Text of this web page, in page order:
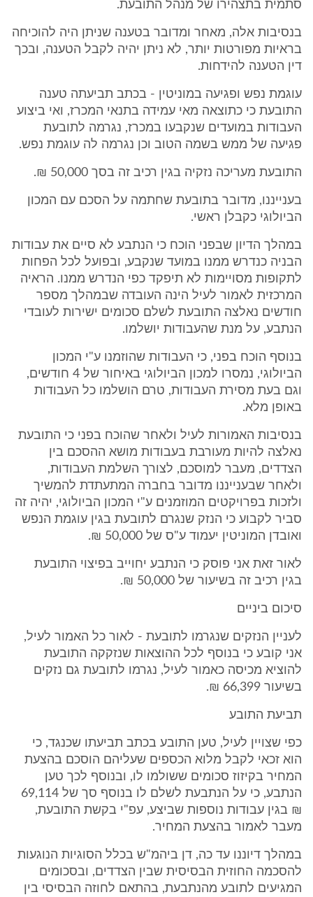
סתמית בתצהירו של מנהל התובעת.
בנסיבות אלה, מאחר ומדובר בטענה שניתן היה להוכיחה
בראיות מפורטות יותר, לא ניתן יהיה לקבל הטענה, ובכך
דין הטענה להידחות.
עוגמת נפש ופגיעה במוניטין - בכתב תביעתה טענה
התובעת כי כתוצאה מאי עמידה בתנאי המכרז, ואי ביצוע
העבודות במועדים שנקבעו במכרז, נגרמה לתובעת
פגיעה של ממש בשמה הטוב וכן נגרמה לה עוגמת נפש.
התובעת מעריכה נזקיה בגין רכיב זה בסך 50,000 ₪.
בענייננו, מדובר בתובעת שחתמה על הסכם עם המכון
הביולוגי כקבלן ראשי.
במהלך הדיון שבפני הוכח כי הנתבע לא סיים את עבודות
הבניה כנדרש ממנו במועד שנקבע, ובפועל לכל הפחות
לתקופות מסויימות לא תיפקד כפי הנדרש ממנו. הראיה
המרכזית לאמור לעיל הינה העובדה שבמהלך מספר
חודשים נאלצה התובעת לשלם סכומים ישירות לעובדי
הנתבע, על מנת שהעבודות יושלמו.
בנוסף הוכח בפני, כי העבודות שהוזמנו ע"י המכון
הביולוגי, נמסרו למכון הביולוגי באיחור של 4 חודשים,
וגם בעת מסירת העבודות, טרם הושלמו כל העבודות
באופן מלא.
בנסיבות האמורות לעיל ולאחר שהוכח בפני כי התובעת
נאלצה להיות מעורבת בעבודות מושא ההסכם בין
הצדדים, מעבר למוסכם, לצורך השלמת העבודות,
ולאחר שבענייננו מדובר בחברה המתעתדת להמשיך
ולזכות בפרויקטים המוזמנים ע"י המכון הביולוגי, יהיה זה
סביר לקבוע כי הנזק שנגרם לתובעת בגין עוגמת הנפש
ואובדן המוניטין יעמוד ע"ס של 50,000 ₪.
לאור זאת אני פוסק כי הנתבע יחוייב בפיצוי התובעת
בגין רכיב זה בשיעור של 50,000 ₪.
סיכום ביניים
לעניין הנזקים שנגרמו לתובעת - לאור כל האמור לעיל,
אני קובע כי בנוסף לכל ההוצאות שנזקקה התובעת
להוציא מכיסה כאמור לעיל, נגרמו לתובעת גם נזקים
בשיעור 66,399 ₪.
תביעת התובע
כפי שצויין לעיל, טען התובע בכתב תביעתו שכנגד, כי
הוא זכאי לקבל מלוא הכספים שעליהם הוסכם בהצעת
המחיר בקיזוז סכומים ששולמו לו, ובנוסף לכך טען
הנתבע, כי על הנתבעת לשלם לו בנוסף סך של 69,114
₪ בגין עבודות נוספות שביצע, עפ"י בקשת התובעת,
מעבר לאמור בהצעת המחיר.
במהלך דיוננו עד כה, דן ביהמ"ש בכלל הסוגיות הנוגעות
להסכמה החוזית הבסיסית שבין הצדדים, ובסכומים
המגיעים לתובע מהנתבעת, בהתאם לחוזה הבסיסי בין